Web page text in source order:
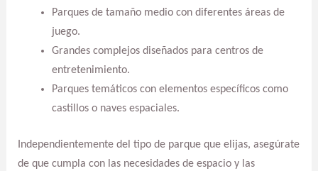
Parques de tamaño medio con diferentes áreas de
juego.
Grandes complejos diseñados para centros de
entretenimiento.
Parques temáticos con elementos específicos como
castillos o naves espaciales.
Independientemente del tipo de parque que elijas, asegúrate
de que cumpla con las necesidades de espacio y las